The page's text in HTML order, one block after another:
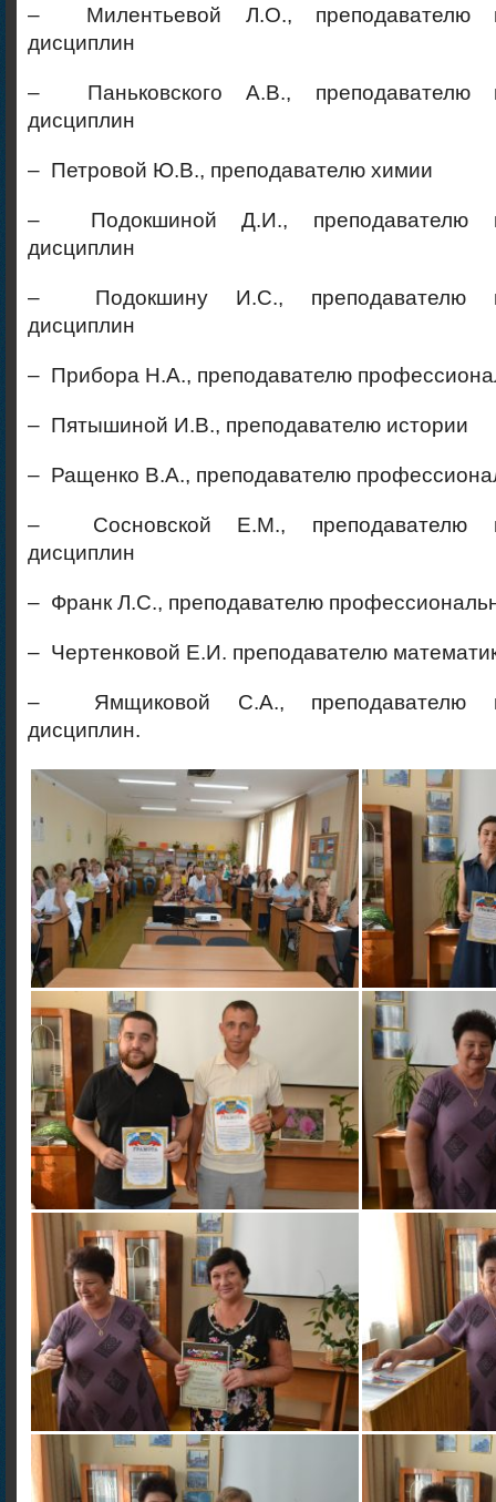
– Милентьевой Л.О., преподавателю
дисциплин
– Паньковского А.В., преподавателю
дисциплин
– Петровой Ю.В., преподавателю химии
– Подокшиной Д.И., преподавателю
дисциплин
– Подокшину И.С., преподавателю
дисциплин
– Прибора Н.А., преподавателю
– Пятышиной И.В., преподавателю истории
– Ращенко В.А., преподавателю
– Сосновской Е.М., преподавателю
дисциплин
– Франк Л.С., преподавателю
– Чертенковой Е.И. преподавателю
– Ямщиковой С.А., преподавателю
дисциплин.